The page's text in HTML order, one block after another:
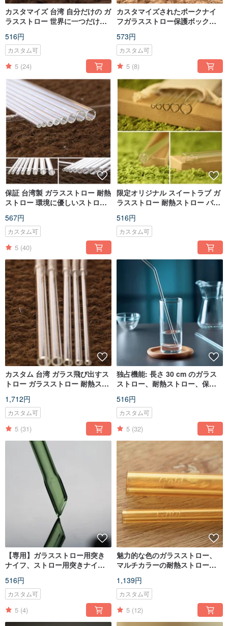
カスタマイズ 台湾 自分だけの ガ
ラスストロー 世界に一つだけの
516円
カスタム可
5 (24)
カスタマイズされたポークナイ
フガラスストロー保護ボックス
ス鋼保護ボックスにはリネン収
納が付属しています
573円
カスタム可
5 (8)
保証 台湾製 ガラスストロー 耐熱
ストロー 環境に優しいストロー
567円
カスタム可
5 (40)
限定オリジナル スイートラブ ガ
ラスストロー 耐熱ストロー バレ
516円
カスタム可
カスタム 台湾 ガラス飛び出すス
トロー ガラスストロー 耐熱スト
ストロー
1,712円
カスタム可
5 (31)
独占機能: 長さ 30 cm のガラス
ストロー、耐熱ストロー、保
なし
516円
カスタム可
5 (32)
【専用】ガラスストロー用突き
ナイフ、ストロー用突きナイ
簡単かつ楽に穴を開けます。
516円
カスタム可
5 (4)
魅力的な色のガラスストロー、
マルチカラーの耐熱ストロー、
1,139円
カスタム可
5 (12)